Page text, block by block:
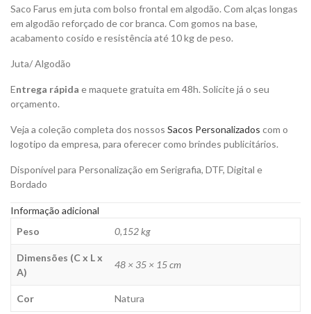
para
Personalizar
quantity
Saco Farus em juta com bolso frontal em algodão. Com alças longas
em algodão reforçado de cor branca. Com gomos na base,
acabamento cosido e resistência até 10 kg de peso.
Juta/ Algodão
Entrega rápida e maquete gratuita em 48h. Solicite já o seu
orçamento.
Veja a coleção completa dos nossos Sacos Personalizados com o
logotipo da empresa, para oferecer como brindes publicitários.
Disponível para Personalização em Serigrafia, DTF, Digital e
Bordado
Informação adicional
Peso
0,152 kg
Dimensões (C x L x
A)
48 × 35 × 15 cm
Cor Natura